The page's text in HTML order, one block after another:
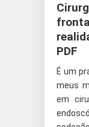
PDF
É um
meus
em